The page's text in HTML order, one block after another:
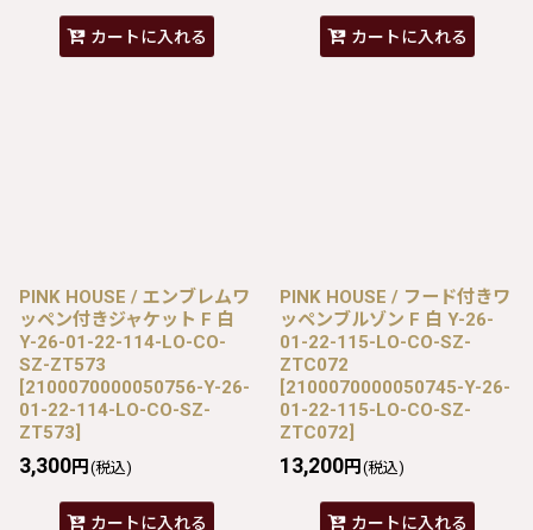
カートに入れる カートに入れる
PINK HOUSE / エンブレムワ
ッペン付きジャケット F 白
Y-26-01-22-114-LO-CO-
SZ-ZT573
[2100070000050756-Y-26-
01-22-114-LO-CO-SZ-
ZT573]
3,300円 (税込)
カートに入れる
PINK HOUSE / フード付きワ
ッペンブルゾン F 白 Y-26-
01-22-115-LO-CO-SZ-
ZTC072
[2100070000050745-Y-26-
01-22-115-LO-CO-SZ-
ZTC072]
13,200円 (税込)
カートに入れる